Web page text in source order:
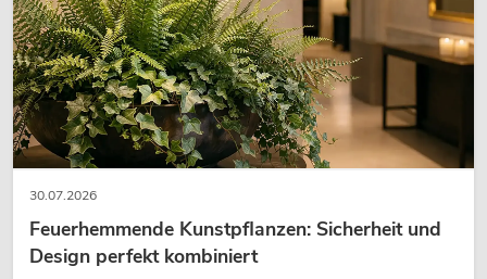
30.07.2026
Feuerhemmende Kunstpflanzen: Sicherheit und
Design perfekt kombiniert